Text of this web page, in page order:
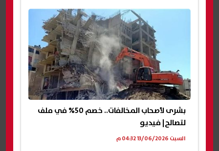
بشرى لأصحاب المخالفات.. خصم 50% في ملف
لتصالح| فيديو
السبت 13/06/2026 04:32 م